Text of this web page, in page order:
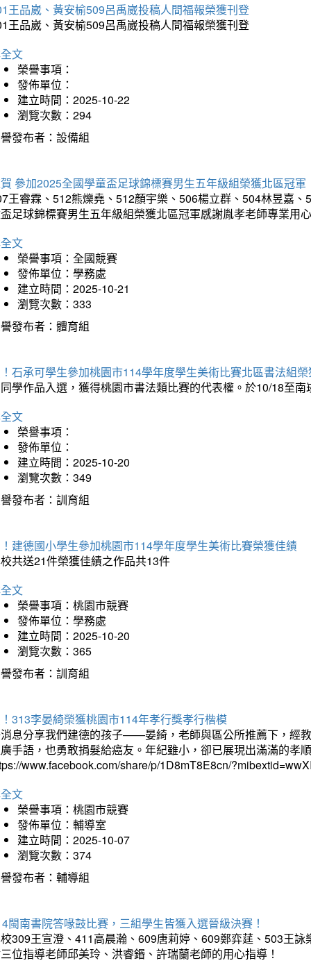
王品崴、黃安榆509呂禹崴投稿人間福報榮獲刊登
王品崴、黃安榆509呂禹崴投稿人間福報榮獲刊登
文
榮譽事項：
發佈單位：
建立時間：2025-10-22
瀏覽次數：294
發布者：設備組
參加2025全國學童盃足球錦標賽男生五年級組榮獲北區冠軍
王睿霖、512熊爍堯、512顏宇樂、506楊立群、504林昱嘉
足球錦標賽男生五年級組榮獲北區冠軍感謝胤孝老師專業用
文
榮譽事項：全國競賽
發佈單位：學務處
建立時間：2025-10-21
瀏覽次數：333
發布者：體育組
石承可學生參加桃園市114學年度學生美術比賽北區書法組
學作品入選，獲得桃園市書法類比賽的代表權。於10/18至
文
榮譽事項：
發佈單位：
建立時間：2025-10-20
瀏覽次數：349
發布者：訓育組
建德國小學生參加桃園市114學年度學生美術比賽榮獲佳績
共送21件榮獲佳績之作品共13件
文
榮譽事項：桃園市競賽
發佈單位：學務處
建立時間：2025-10-20
瀏覽次數：365
發布者：訓育組
313李晏綺榮獲桃園市114年孝行獎孝行楷模
息分享我們建德的孩子——晏綺，老師與區公所推薦下，經
手語，也勇敢捐髮給癌友。年紀雖小，卻已展現出滿滿的孝
www.facebook.com/share/p/1D8mT8E8cn/
文
榮譽事項：桃園市競賽
發佈單位：輔導室
建立時間：2025-10-07
瀏覽次數：374
發布者：輔導組
閩南書院答喙鼓比賽，三組學生皆獲入選晉級決賽！
309王宣澄、411高晨瀚、609唐莉婷、609鄭弈莛、503王
位指導老師邱美玲、洪睿鍲、許瑞蘭老師的用心指導！